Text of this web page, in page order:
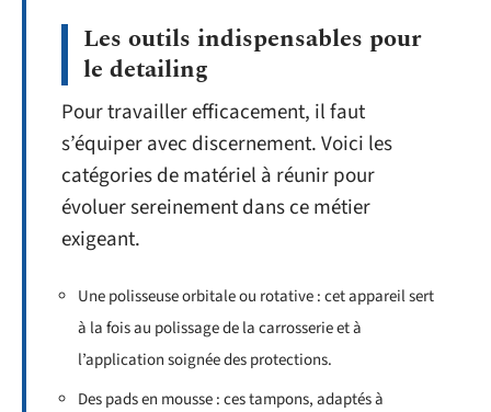
Les outils indispensables pour
le detailing
Pour travailler efficacement, il faut
s’équiper avec discernement. Voici les
catégories de matériel à réunir pour
évoluer sereinement dans ce métier
exigeant.
Une polisseuse orbitale ou rotative : cet appareil sert
à la fois au polissage de la carrosserie et à
l’application soignée des protections.
Des pads en mousse : ces tampons, adaptés à